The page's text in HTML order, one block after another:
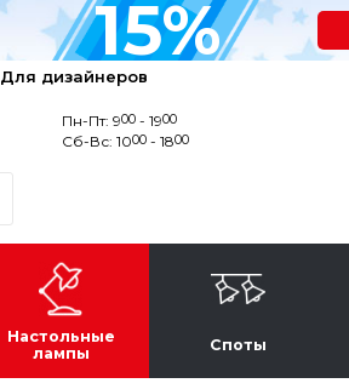
15%
Для дизайнеров
Пн-Пт: 900 - 1900
Сб-Вс: 1000 - 1800
Настольные
лампы
Споты